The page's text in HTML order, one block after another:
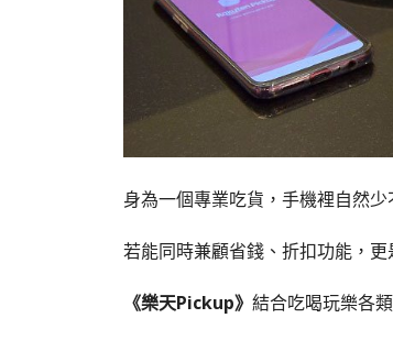
身為一個專業吃貨，手機裡自然
若能同時兼顧省錢、折扣功能，
《樂天Pickup》 結合吃喝玩樂各